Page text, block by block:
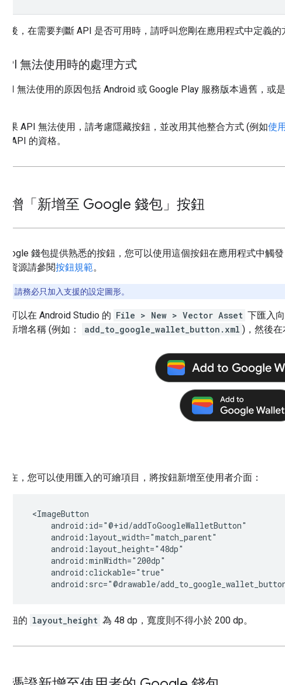
最後，在需要判斷 API 是否可用時，請呼叫您剛在應用程式中定義的
API 無法使用時的處理方式
API 無法使用的原因包括 Android 或 Google Play 服務版本過舊，
如果 API 無法使用，請考慮隱藏按鈕，並改用其他整合方式 (例如使
用 API 的資格。
新增「新增至 Google 錢包」按鈕
Google 錢包提供熟悉的按鈕，您可以使用這個按鈕在應用程式中觸
材資源請參閱按鈕規範。
請務必只加入支援的設定圖形。
您可以在 Android Studio 的 File > New > Vector Asset 下匯入
後新增名稱 (例如：
add_to_google_wallet_button.xml )，然後在
現在，您可以使用匯入的可繪項目，將按鈕新增至使用者介面：
android:src="@drawable/
按鈕的 layout_height 為 48 dp，寬度則不得小於 200 dp。